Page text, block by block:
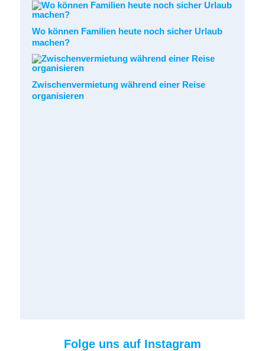
Wo können Familien heute noch sicher Urlaub
machen?
Zwischenvermietung während einer Reise
organisieren
Folge uns auf Instagram